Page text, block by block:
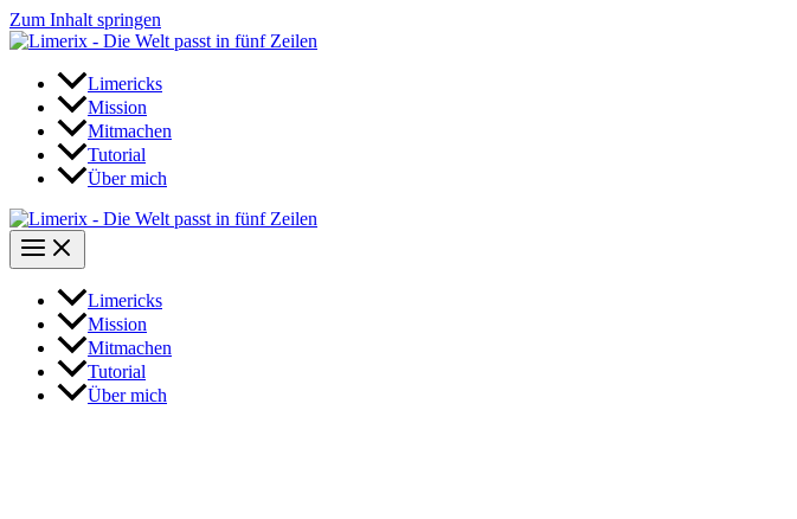
Zum Inhalt springen
Limericks
Mission
Mitmachen
Tutorial
Über mich
Limericks
Mission
Mitmachen
Tutorial
Über mich